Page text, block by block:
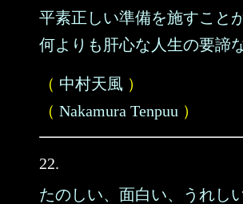
平素正しい準備を施すことが
何よりも肝心な人生の要諦
（ 中村天風 ）
（ Nakamura Tenpuu ）
22.
たのしい、面白い、うれし